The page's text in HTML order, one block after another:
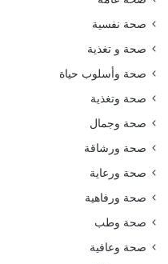
صحة نفسية
صحة و تغذية
صحة وأسلوب حياة
صحة وتغذية
صحة وجمال
صحة ورشاقة
صحة ورعاية
صحة ورفاهية
صحة وطب
صحة وعافية